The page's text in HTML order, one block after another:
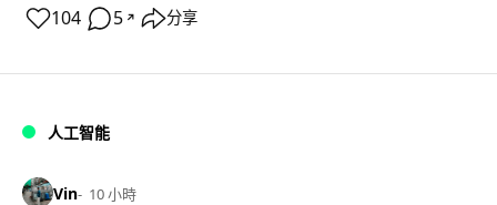
104 5 ↗ 分享
人工智能
Vin 10 小時